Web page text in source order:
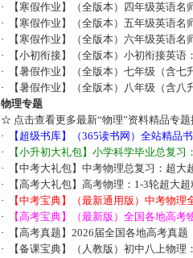
·
【寒假作业】（全版本）四年级英语名
·
【寒假作业】（全版本）五年级英语名
·
【寒假作业】（全版本）六年级英语名
·
【小初衔接】（全版本）小初衔接英语
·
【暑假作业】（全版本）七年级（含七
·
【暑假作业】（全版本）八年级（含八
物理专题
☆ 点击查看更多最新“物理”资料精品专题
·
【超级书库】（365读书网）全站精品
·
【小升初大礼包】小学科学毕业总复习
·
【中考大礼包】中考物理总复习：超大
·
【高考大礼包】高考物理：1-3轮超大
·
【中考宝典】（最新通用版）中考物理
·
【高考宝典】（最新版）全国各地高考
·
【高考真题】2026届全国各地高考真题
·
【备课宝典】（人教版）初中八上物理